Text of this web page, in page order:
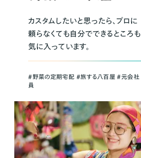
カスタムしたいと思ったら、プロに
頼らなくても自分でできるところも
気に入っています。
＃野菜の定期宅配 ＃旅する八百屋 ＃元会社
員